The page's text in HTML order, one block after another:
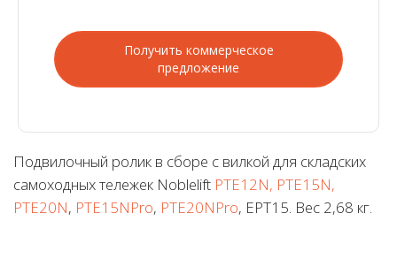
Получить коммерческое
предложение
Подвилочный ролик в сборе с вилкой для складских
самоходных тележек Noblelift PTE12N, PTE15N,
PTE20N, PTE15NPro, PTE20NPro, EPT15. Вес 2,68 кг.